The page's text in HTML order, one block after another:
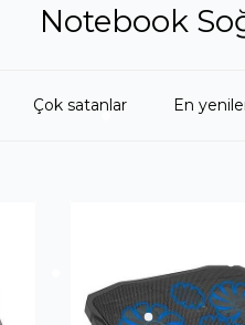
Notebook
Çok satanlar En